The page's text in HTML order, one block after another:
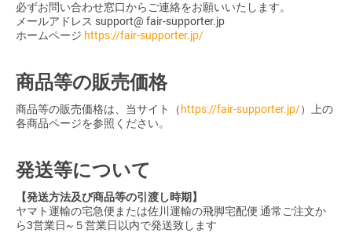
必ずお問い合わせ窓口からご連絡をお願いいたします。
メールアドレス support@ fair-supporter.jp
ホームページ https://fair-supporter.jp/
商品等の販売価格
商品等の販売価格は、当サイト（ https://fair-supporter.jp/）上の
各商品ページを参照ください。
発送等について
【発送方法及び商品等の引渡し時期】
ヤマト運輸の宅急便または佐川運輸の飛脚宅配便 通常ご注文か
ら3営業日~５営業日以内で発送致します